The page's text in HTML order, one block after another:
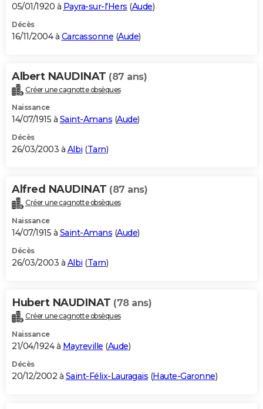
05/01/1920 à Payra-sur-l'Hers (Aude)
Décès
16/11/2004 à Carcassonne (Aude)
Albert NAUDINAT (87 ans)
Créer une cagnotte obsèques
Naissance
14/07/1915 à Saint-Amans (Aude)
Décès
26/03/2003 à Albi (Tarn)
Alfred NAUDINAT (87 ans)
Créer une cagnotte obsèques
Naissance
14/07/1915 à Saint-Amans (Aude)
Décès
26/03/2003 à Albi (Tarn)
Hubert NAUDINAT (78 ans)
Créer une cagnotte obsèques
Naissance
21/04/1924 à Mayreville (Aude)
Décès
20/12/2002 à Saint-Félix-Lauragais (Haute-Garonne)